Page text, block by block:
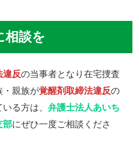
相談を
違反の当事者となり在宅捜査
・親族が覚醒剤取締法違反の
いる方は、弁護士法人あいち
部にぜひ一度ご相談くださ